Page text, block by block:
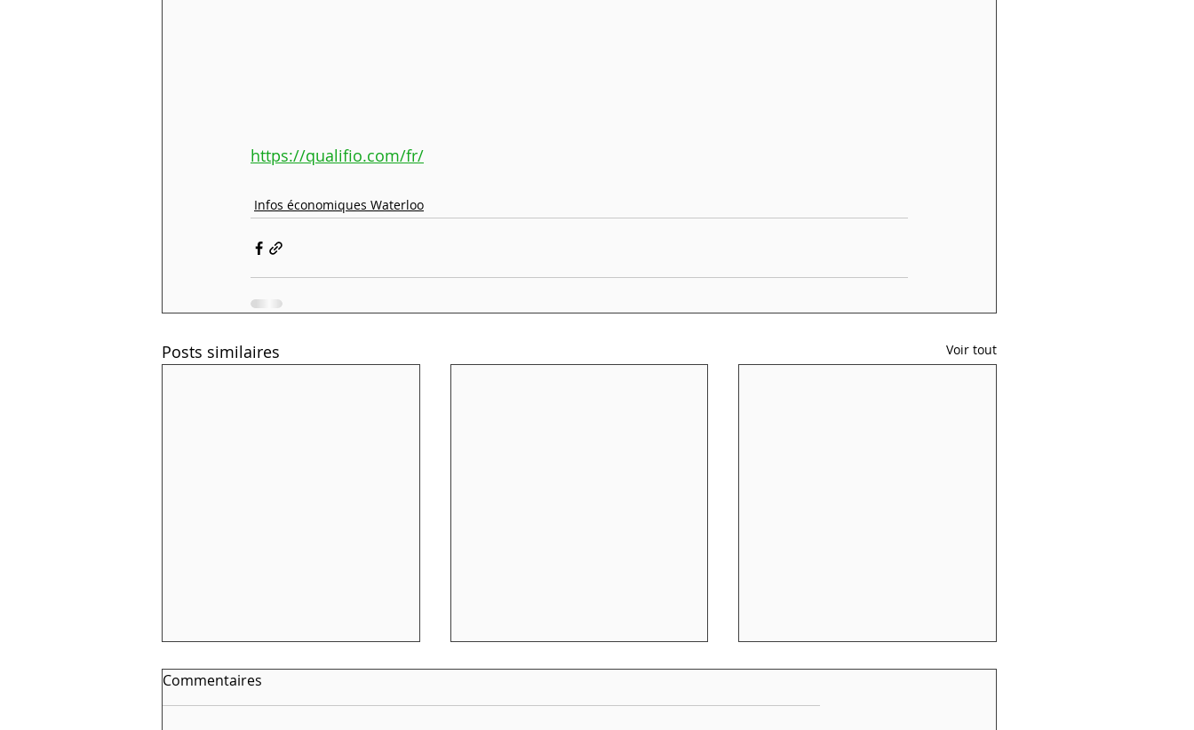
https://qualifio.com/fr/
Infos économiques Waterloo
Posts similaires Voir tout
Commentaires